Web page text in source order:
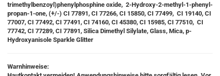
trimethylbenzoyl)phenylphosphine oxide, 2-Hydroxy-2-methyl-1-phenyl-
propan-1-one, (+/-) CI 77891, CI 77266, CI 15850, CI 77499, CI 19140, CI
77007, CI 77492, CI 77491, CI 74160, CI 45380, CI 15985, CI 77510, CI
77742, CI 77289, CI 77891, Silica Dimethyl Silylate, Glass, Mica, p-
Hydroxyanisole Sparkle Glitter
Warnhinweise: